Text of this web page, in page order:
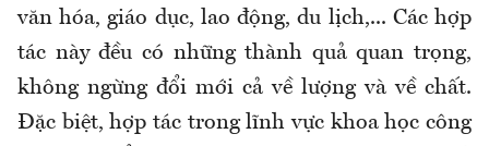
văn hóa, giáo dục, lao động, du lịch,... Các hợp
tác này đều có những thành quả quan trọng,
không ngừng đổi mới cả về lượng và về chất.
Đặc biệt, hợp tác trong lĩnh vực khoa học công